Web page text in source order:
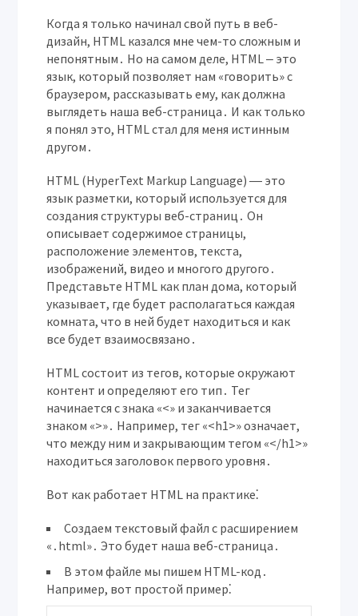
Когда я только начинал свой путь в веб-
дизайн, HTML казался мне чем-то сложным и
непонятным․ Но на самом деле, HTML ‒ это
язык, который позволяет нам «говорить» с
браузером, рассказывать ему, как должна
выглядеть наша веб-страница․ И как только
я понял это, HTML стал для меня истинным
другом․
HTML (HyperText Markup Language) ― это
язык разметки, который используется для
создания структуры веб-страниц․ Он
описывает содержимое страницы,
расположение элементов, текста,
изображений, видео и многого другого․
Представьте HTML как план дома, который
указывает, где будет располагаться каждая
комната, что в ней будет находиться и как
все будет взаимосвязано․
HTML состоит из тегов, которые окружают
контент и определяют его тип․ Тег
начинается с знака «<» и заканчивается
знаком «>»․ Например, тег «<h1>» означает,
что между ним и закрывающим тегом «</h1>»
находиться заголовок первого уровня․
Вот как работает HTML на практике⁚
Создаем текстовый файл с расширением
«․html»․ Это будет наша веб-страница․
В этом файле мы пишем HTML-код․
Например, вот простой пример⁚